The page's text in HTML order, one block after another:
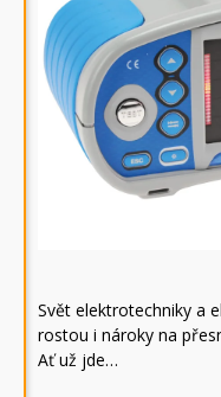
Svět elektrotechniky a
rostou i nároky na
Ať už jde…